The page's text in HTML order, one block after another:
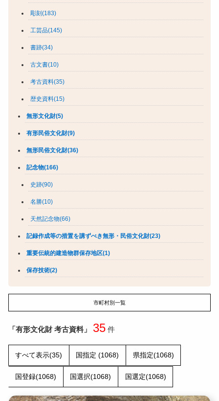
彫刻(183)
工芸品(145)
書跡(34)
古文書(10)
考古資料(35)
歴史資料(15)
無形文化財(5)
有形民俗文化財(9)
無形民俗文化財(36)
記念物(166)
史跡(90)
名勝(10)
天然記念物(66)
記録作成等の措置を講ずべき無形・民俗文化財(23)
重要伝統的建造物群保存地区(1)
保存技術(2)
市町村別一覧
「有形文化財 考古資料」 35件
すべて表示(35) 国指定 (1068) 県指定(1068)
国登録(1068) 国選択(1068) 国選定(1068)